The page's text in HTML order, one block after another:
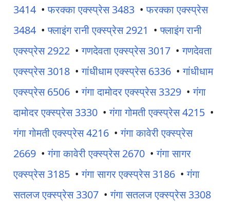
3414 •फरक्का एक्स्प्रेस 3483 •फरक्का एक्स्प्रेस
3484 •फ्लाइंग रानी एक्स्प्रेस 2921 •फ्लाइंग रानी
एक्स्प्रेस 2922 •गणदेवता एक्स्प्रेस 3017 •गणदेवता
एक्स्प्रेस 3018 •गांधीधाम एक्स्प्रेस 6336 •गांधीधाम
एक्स्प्रेस 6506 •गंगा दामोदर एक्स्प्रेस 3329 •गंगा
दामोदर एक्स्प्रेस 3330 •गंगा गोमती एक्स्प्रेस 4215 •
गंगा गोमती एक्स्प्रेस 4216 •गंगा कावेरी एक्स्प्रेस
2669 •गंगा कावेरी एक्स्प्रेस 2670 •गंगा सागर
एक्स्प्रेस 3185 •गंगा सागर एक्स्प्रेस 3186 •गंगा
सतलज एक्स्प्रेस 3307 •गंगा सतलज एक्स्प्रेस 3308